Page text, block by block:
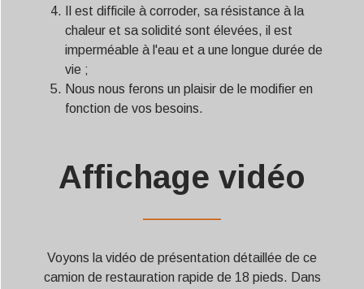
Il est difficile à corroder, sa résistance à la
chaleur et sa solidité sont élevées, il est
imperméable à l'eau et a une longue durée de
vie ;
Nous nous ferons un plaisir de le modifier en
fonction de vos besoins.
Affichage vidéo
——————
Voyons la vidéo de présentation détaillée de ce
camion de restauration rapide de 18 pieds. Dans